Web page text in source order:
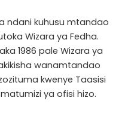
ndani kuhusu mtandao
Wizara ya Fedha.
1986 pale Wizara ya
wanamtandao
kwenye Taasisi
ya ofisi hizo.